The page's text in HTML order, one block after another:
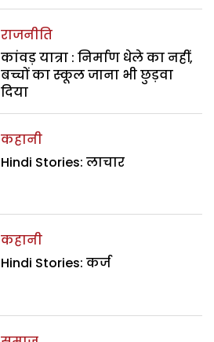
राजनीति
कांवड़ यात्रा : निर्माण धेले का नहीं,
बच्चों का स्कूल जाना भी छुड़वा
दिया
कहानी
Hindi Stories: लाचार
कहानी
Hindi Stories: कर्ज